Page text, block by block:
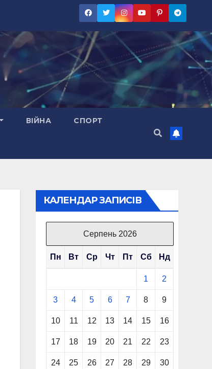
ВІЙНА СПОРТ
КАЛЕНДАР ЗАПИСІВ
Серпень 2026
Пн Вт Ср Чт Пт Сб Нд
1 2
3 4 5 6 7 8 9
10 11 12 13 14 15 16
17 18 19 20 21 22 23
24 25 26 27 28 29 30